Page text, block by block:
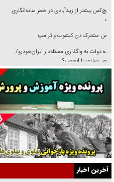
هیچ‌کس بیشتر از زیدآبادی در خطر ساده‌انگاری
نیست
رقص مشترک دن کیشوت و ترامپ
دنده دولت به واگذاری مسئله‌دار ایران‌خودرو/
خصوصی‌سازی یا انحصار؟
غریزه‌ی بقا و آقای باقی و رفقا
جراحی‌های زیبایی با مدرک فوق‌دیپلم! + گفت‌وگو
با متهم
گفت‌وگو با همسر یکی از شهدای جنگ رمضان/
پیکر بی‌سر شهید را از انگشت‌های پا شناسایی کردیم
نسلی که آنلاین الگو می‌گیرد
گفت‌وگو با آیت‌الله جاودان/ جفای مخالفان مکانت
معنوی رهبر شهید را ارتقا می‌داد
آخرین اخبار